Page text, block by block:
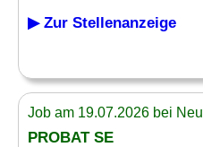
▶ Zur Stellenanzeige
Job am 19.07.2026 bei
PROBAT SE